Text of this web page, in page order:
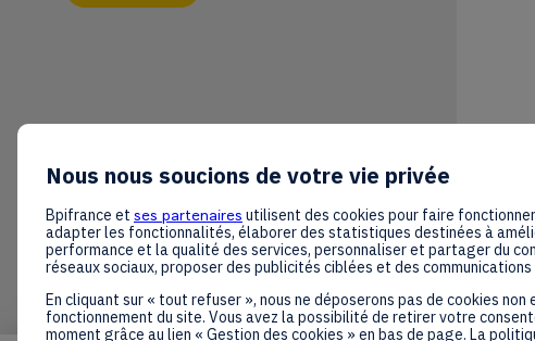
pour
Nous nous soucions de votre vie privée
Bpifrance et ses partenaires utilisent des cookies pour faire
adapter les fonctionnalités, élaborer des statistiques destinées à
performance et la qualité des services, personnaliser et partager du
réseaux sociaux, proposer des publicités ciblées et des
En cliquant sur « tout refuser », nous ne déposerons pas de cookies non
fonctionnement du site. Vous avez la possibilité de retirer votre
moment grâce au lien « Gestion des cookies » en bas de page. La